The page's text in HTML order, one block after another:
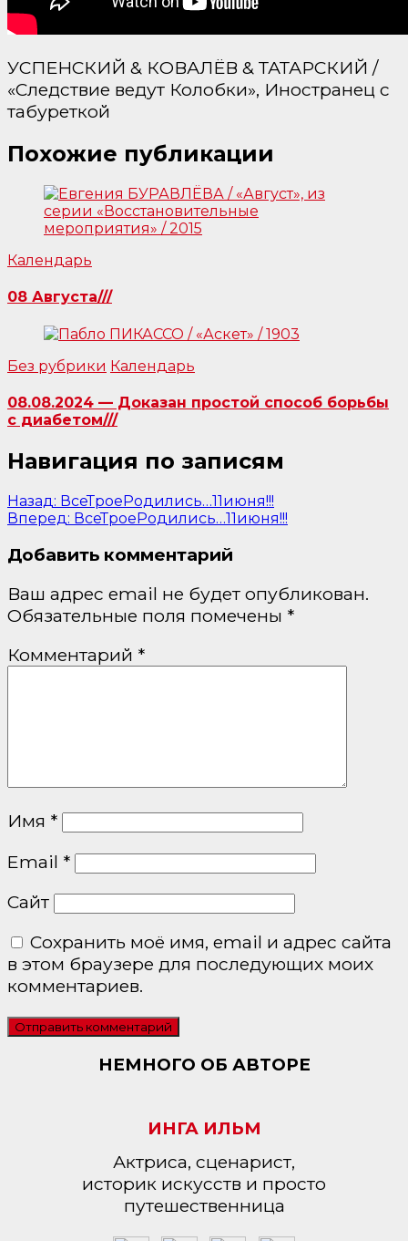
УСПЕНСКИЙ & КОВАЛЁВ & ТАТАРСКИЙ /
«Следствие ведут Колобки», Иностранец с
табуреткой
Похожие публикации
Календарь
08 Августа///
Без рубрики Календарь
08.08.2024 — Доказан простой способ борьбы
с диабетом///
Навигация по записям
Назад: ВсеТроеРодились…11июня!!!
Вперед: ВсеТроеРодились…11июня!!!
Добавить комментарий
Ваш адрес email не будет опубликован.
Обязательные поля помечены *
Комментарий *
Имя *
Email *
Сайт
Сохранить моё имя, email и адрес сайта
в этом браузере для последующих моих
комментариев.
НЕМНОГО ОБ АВТОРЕ
ИНГА ИЛЬМ
Актриса, сценарист,
историк искусств и просто
путешественница